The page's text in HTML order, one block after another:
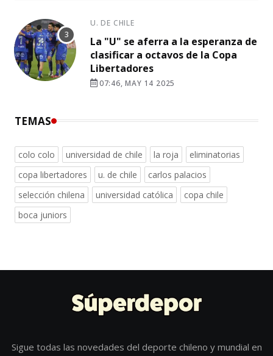
U. DE CHILE
La "U" se aferra a la esperanza de
clasificar a octavos de la Copa
Libertadores
07:46, MAY 14 2025
TEMAS
colo colo universidad de chile la roja
eliminatorias
copa libertadores
u. de chile
carlos palacios
selección chilena
universidad católica
copa chile
boca juniors
Sigue todas las novedades del deporte chileno y mundial en